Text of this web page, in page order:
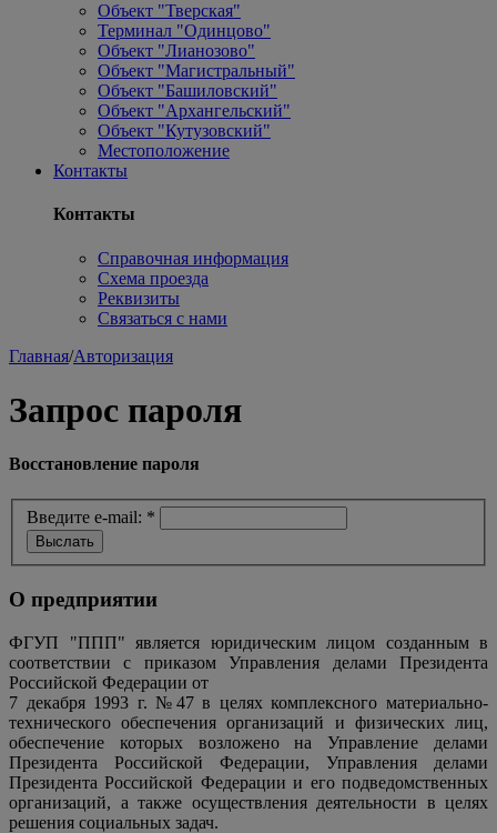
Объект "Тверская"
Терминал "Одинцово"
Объект "Лианозово"
Объект "Магистральный"
Объект "Башиловский"
Объект "Архангельский"
Объект "Кутузовский"
Местоположение
Контакты
Контакты
Справочная информация
Схема проезда
Реквизиты
Связаться с нами
Главная/Авторизация
Запрос пароля
Восстановление пароля
Введите e-mail: *
О предприятии
ФГУП "ППП" является юридическим лицом созданным в
соответствии с приказом Управления делами Президента
Российской Федерации от
7 декабря 1993 г. №47 в целях комплексного материально-
технического обеспечения организаций и физических лиц,
обеспечение которых возложено на Управление делами
Президента Российской Федерации, Управления делами
Президента Российской Федерации и его подведомственных
организаций, а также осуществления деятельности в целях
решения социальных задач.